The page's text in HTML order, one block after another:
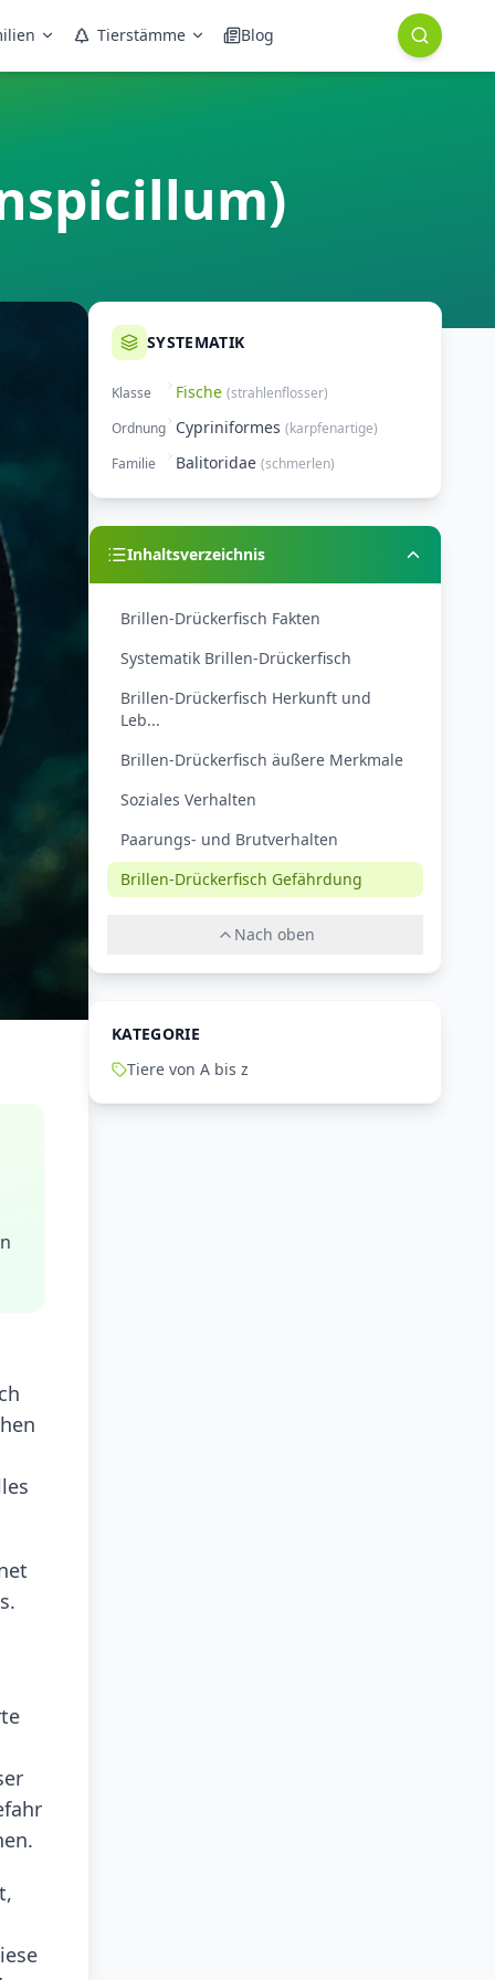
Tierstämme Blog
SYSTEMATIK
Klasse Fische (strahlenflosser)
Ordnung Cypriniformes (karpfenartige)
Familie
Balitoridae (schmerlen)
Inhaltsverzeichnis
Brillen-Drückerfisch Fakten
Systematik Brillen-Drückerfisch
Brillen-Drückerfisch Herkunft und
Leb...
Brillen-Drückerfisch äußere Merkmale
Soziales Verhalten
Paarungs- und Brutverhalten
Brillen-Drückerfisch Gefährdung
Nach oben
KATEGORIE
Tiere von A bis z